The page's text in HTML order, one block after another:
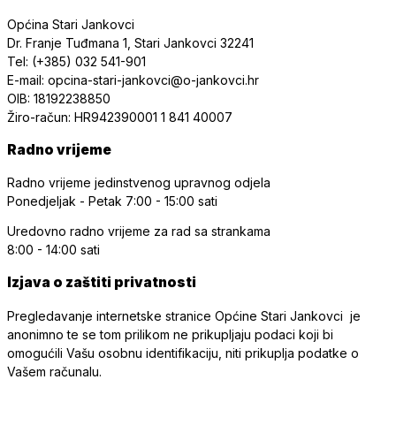
Općina Stari Jankovci
Dr. Franje Tuđmana 1, Stari Jankovci 32241
Tel: (+385) 032 541-901
E-mail: opcina-stari-jankovci@o-jankovci.hr
OIB: 18192238850
Žiro-račun: HR942390001 1 841 40007
Radno vrijeme
Radno vrijeme jedinstvenog upravnog odjela
Ponedjeljak - Petak 7:00 - 15:00 sati
Uredovno radno vrijeme za rad sa strankama
8:00 - 14:00 sati
Izjava o zaštiti privatnosti
Pregledavanje internetske stranice Općine Stari Jankovci je
anonimno te se tom prilikom ne prikupljaju podaci koji bi
omogućili Vašu osobnu identifikaciju, niti prikuplja podatke o
Vašem računalu.